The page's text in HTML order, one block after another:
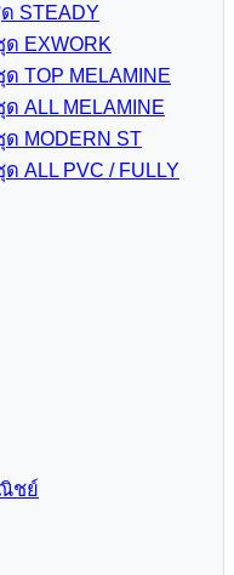
STEADY
EXWORK
TOP MELAMINE
ALL MELAMINE
MODERN ST
ALL PVC / FULLY
ชย์